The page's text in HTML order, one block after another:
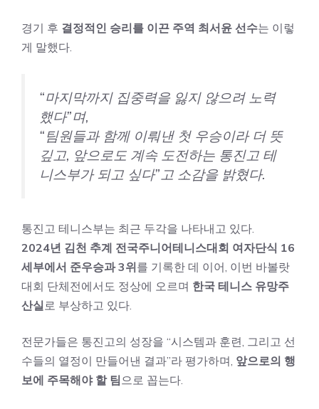
경기 후 결정적인 승리를 이끈 주역 최서윤 선수는 이렇
게 말했다.
“마지막까지 집중력을 잃지 않으려 노력
했다”며,
“팀원들과 함께 이뤄낸 첫 우승이라 더 뜻
깊고, 앞으로도 계속 도전하는 통진고 테
니스부가 되고 싶다”고 소감을 밝혔다.
통진고 테니스부는 최근 두각을 나타내고 있다.
2024년 김천 추계 전국주니어테니스대회 여자단식 16
세부에서 준우승과 3위를 기록한 데 이어, 이번 바볼랏
대회 단체전에서도 정상에 오르며 한국 테니스 유망주
산실로 부상하고 있다.
전문가들은 통진고의 성장을 “시스템과 훈련, 그리고 선
수들의 열정이 만들어낸 결과”라 평가하며, 앞으로의 행
보에 주목해야 할 팀으로 꼽는다.